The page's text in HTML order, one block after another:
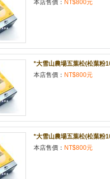
本店售價： NT$800元
*大雪山農場五葉松(松葉粉
本店售價： NT$800元
*大雪山農場五葉松(松葉粉
本店售價： NT$800元